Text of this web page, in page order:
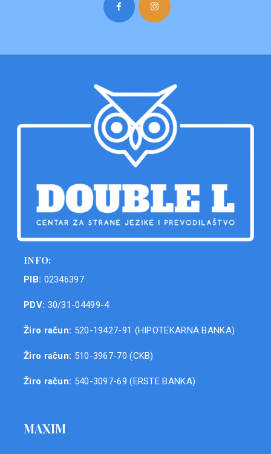
INFO:
PIB: 02346397
PDV: 30/31-04499-4
Žiro račun: 520-19427-91 (HIPOTEKARNA BANKA)
Žiro račun: 510-3967-70 (CKB)
Žiro račun: 540-3097-69 (ERSTE BANKA)
MAXIM